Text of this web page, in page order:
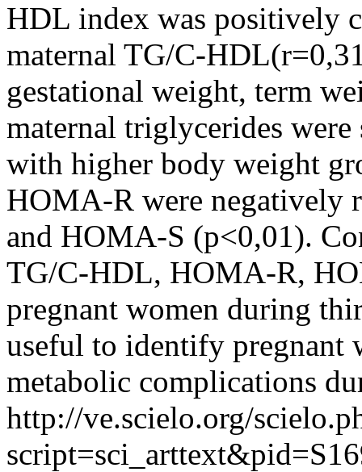
HDL index was positively
maternal TG/C-
gestational weight, term
maternal triglycerides
with higher body weight
HOMA-R were negatively
and HOMA-S (p<0,01).
TG/C-HDL, HOMA-R,
pregnant women during
useful to identify pregnant
metabolic complications
http://ve.scielo.org/